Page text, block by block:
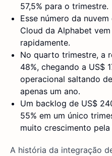
57,5% para o trimestre.
Esse número da
Cloud da Alphabet
rapidamente.
No quarto trimestre, a
48%, chegando a US$
operacional saltando
apenas um ano.
Um backlog de US$
55% em um único
muito crescimento pela
A história da integração